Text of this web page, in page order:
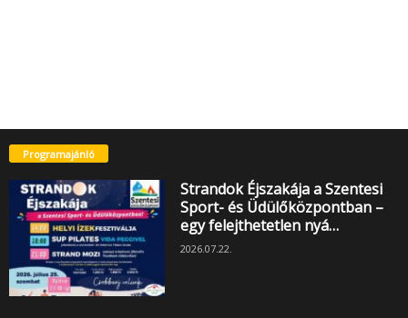
Programajánló
Strandok Éjszakája a Szentesi
Sport- és Üdülőközpontban –
egy felejthetetlen nyá…
2026.07.22.